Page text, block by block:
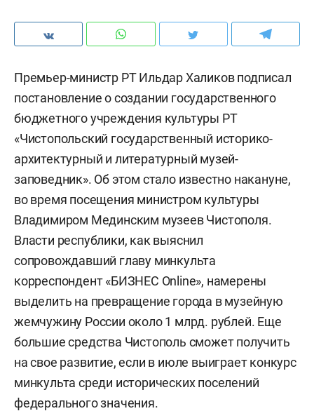
Премьер-министр РТ Ильдар Халиков подписал
постановление о создании государственного
бюджетного учреждения культуры РТ
«Чистопольский государственный историко-
архитектурный и литературный музей-
заповедник». Об этом стало известно накануне,
во время посещения министром культуры
Владимиром Мединским музеев Чистополя.
Власти республики, как выяснил
сопровождавший главу минкульта
корреспондент «БИЗНЕС Online», намерены
выделить на превращение города в музейную
жемчужину России около 1 млрд. рублей. Еще
большие средства Чистополь сможет получить
на свое развитие, если в июле выиграет конкурс
минкульта среди исторических поселений
федерального значения.